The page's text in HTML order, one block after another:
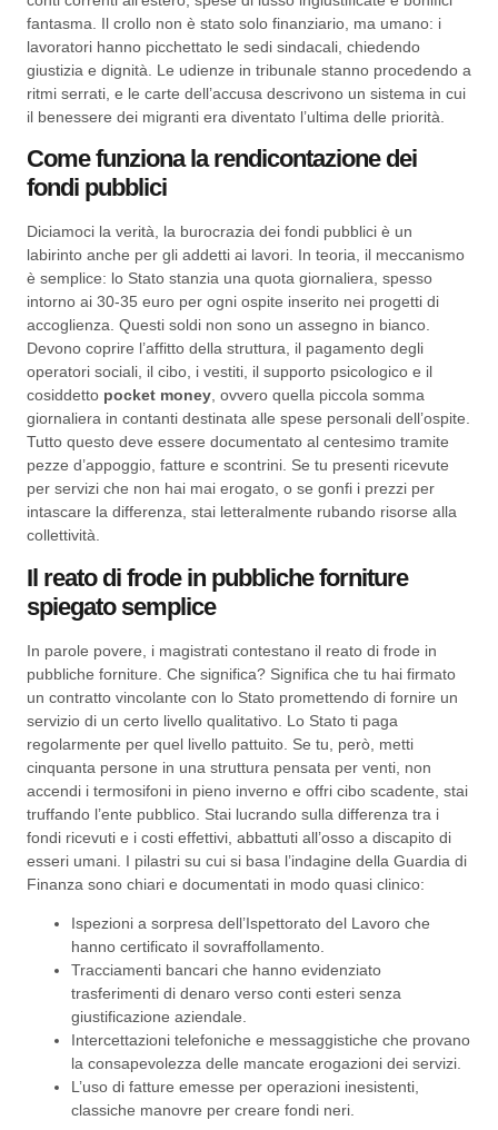
fantasma. Il crollo non è stato solo finanziario, ma umano: i
lavoratori hanno picchettato le sedi sindacali, chiedendo
giustizia e dignità. Le udienze in tribunale stanno procedendo a
ritmi serrati, e le carte dell’accusa descrivono un sistema in cui
il benessere dei migranti era diventato l’ultima delle priorità.
Come funziona la rendicontazione dei
fondi pubblici
Diciamoci la verità, la burocrazia dei fondi pubblici è un
labirinto anche per gli addetti ai lavori. In teoria, il meccanismo
è semplice: lo Stato stanzia una quota giornaliera, spesso
intorno ai 30-35 euro per ogni ospite inserito nei progetti di
accoglienza. Questi soldi non sono un assegno in bianco.
Devono coprire l’affitto della struttura, il pagamento degli
operatori sociali, il cibo, i vestiti, il supporto psicologico e il
cosiddetto pocket money, ovvero quella piccola somma
giornaliera in contanti destinata alle spese personali dell’ospite.
Tutto questo deve essere documentato al centesimo tramite
pezze d’appoggio, fatture e scontrini. Se tu presenti ricevute
per servizi che non hai mai erogato, o se gonfi i prezzi per
intascare la differenza, stai letteralmente rubando risorse alla
collettività.
Il reato di frode in pubbliche forniture
spiegato semplice
In parole povere, i magistrati contestano il reato di frode in
pubbliche forniture. Che significa? Significa che tu hai firmato
un contratto vincolante con lo Stato promettendo di fornire un
servizio di un certo livello qualitativo. Lo Stato ti paga
regolarmente per quel livello pattuito. Se tu, però, metti
cinquanta persone in una struttura pensata per venti, non
accendi i termosifoni in pieno inverno e offri cibo scadente, stai
truffando l’ente pubblico. Stai lucrando sulla differenza tra i
fondi ricevuti e i costi effettivi, abbattuti all’osso a discapito di
esseri umani. I pilastri su cui si basa l’indagine della Guardia di
Finanza sono chiari e documentati in modo quasi clinico:
Ispezioni a sorpresa dell’Ispettorato del Lavoro che
hanno certificato il sovraffollamento.
Tracciamenti bancari che hanno evidenziato
trasferimenti di denaro verso conti esteri senza
giustificazione aziendale.
Intercettazioni telefoniche e messaggistiche che provano
la consapevolezza delle mancate erogazioni dei servizi.
L’uso di fatture emesse per operazioni inesistenti,
classiche manovre per creare fondi neri.